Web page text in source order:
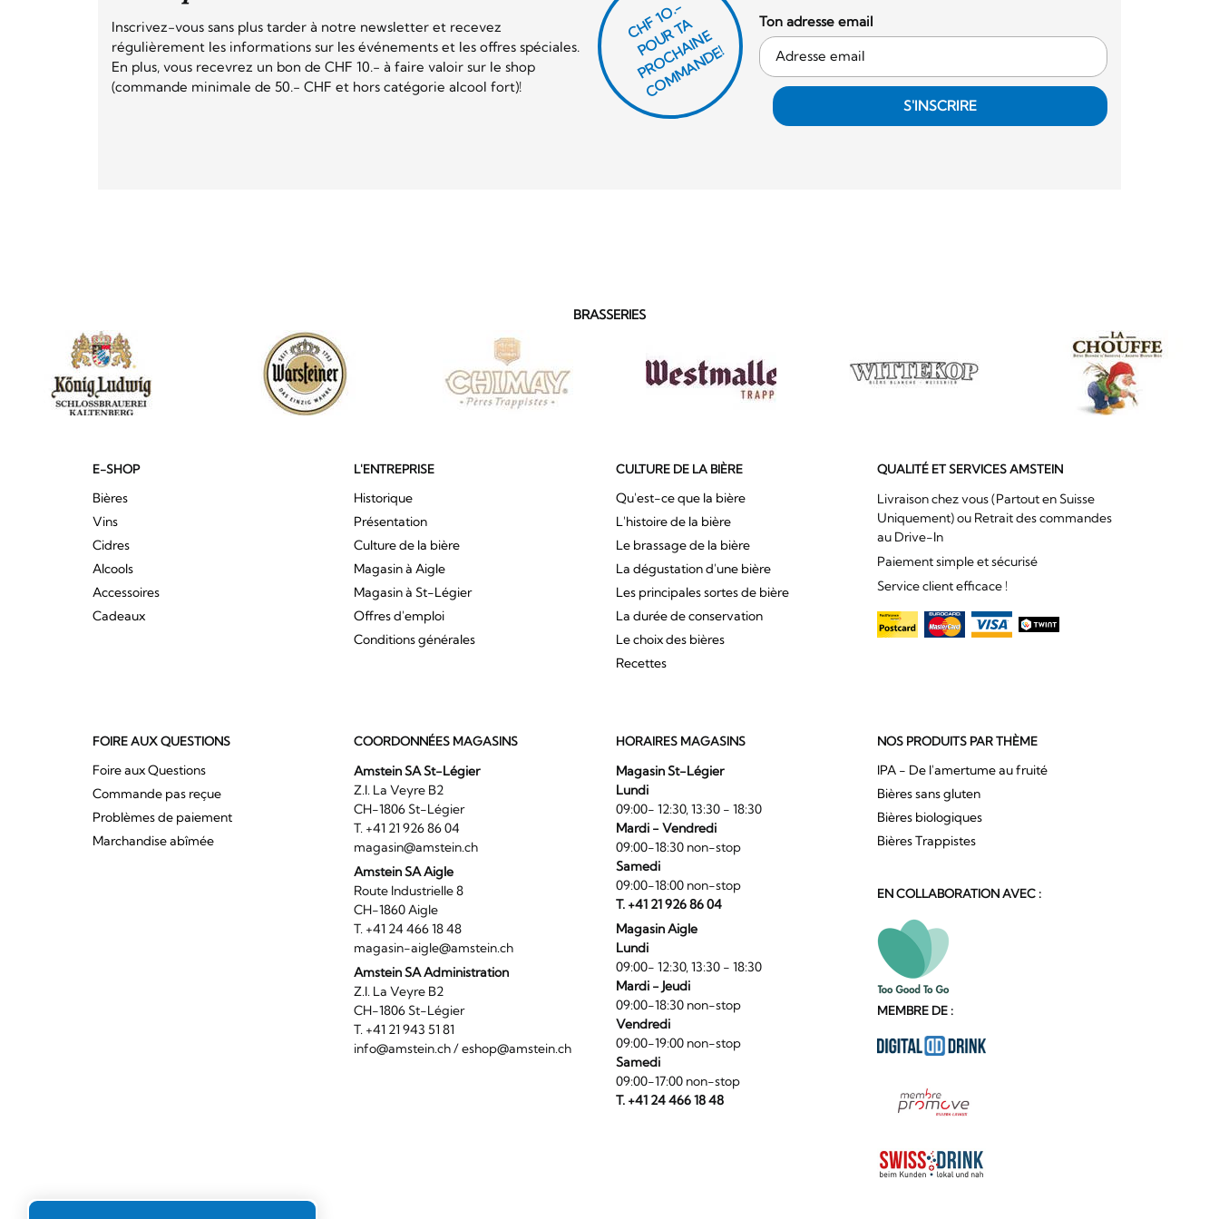
Inscrivez-vous sans plus tarder à notre newsletter et recevez
régulièrement les informations sur les événements et les offres spéciales.
En plus, vous recevrez un bon de CHF 10.- à faire valoir sur le shop
(commande minimale de 50.- CHF et hors catégorie alcool fort)!
CHF 1O.-
P
O
U
R
T
A
P
R
O
C
H
AI
N
E
C
O
M
M
A
N
D
E!
Ton adresse email
S'INSCRIRE
BRASSERIES
E-SHOP
Bières
Vins
Cidres
Alcools
Accessoires
Cadeaux
L'ENTREPRISE
Historique
Présentation
Culture de la bière
Magasin à Aigle
Magasin à St-Légier
Offres d'emploi
Conditions générales
CULTURE DE LA BIÈRE
Qu'est-ce que la bière
L'histoire de la bière
Le brassage de la bière
La dégustation d'une bière
Les principales sortes de bière
La durée de conservation
Le choix des bières
Recettes
QUALITÉ ET SERVICES AMSTEIN
Livraison chez vous (Partout en Suisse
Uniquement) ou Retrait des commandes
au Drive-In
Paiement simple et sécurisé
Service client efficace !
FOIRE AUX QUESTIONS
Foire aux Questions
Commande pas reçue
Problèmes de paiement
Marchandise abîmée
COORDONNÉES MAGASINS
Amstein SA St-Légier
Z.I. La Veyre B2
CH-1806 St-Légier
T. +41 21 926 86 04
magasin@amstein.ch
Amstein SA Aigle
Route Industrielle 8
CH-1860 Aigle
T. +41 24 466 18 48
magasin-aigle@amstein.ch
Amstein SA Administration
Z.I. La Veyre B2
CH-1806 St-Légier
T. +41 21 943 51 81
info@amstein.ch/eshop@amstein.ch
HORAIRES MAGASINS
Magasin St-Légier
Lundi
09:00- 12:30, 13:30 - 18:30
Mardi - Vendredi
09:00-18:30 non-stop
Samedi
09:00-18:00 non-stop
T. +41 21 926 86 04
Magasin Aigle
Lundi
09:00- 12:30, 13:30 - 18:30
Mardi - Jeudi
09:00-18:30 non-stop
Vendredi
09:00-19:00 non-stop
Samedi
09:00-17:00 non-stop
T. +41 24 466 18 48
NOS PRODUITS PAR THÈME
IPA - De l'amertume au fruité
Bières sans gluten
Bières biologiques
Bières Trappistes
EN COLLABORATION AVEC :
MEMBRE DE :